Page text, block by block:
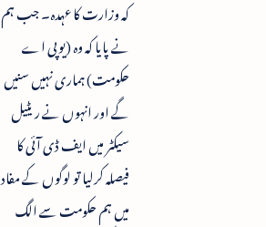
کہ وزارت کا عہدہ۔ جب ہم
نے پایا کہ وہ (یوپی اے
حکومت) ہماری نہیں سنیں
گے اور انہوں نے ریٹیل
سیکٹر میں ایف ڈی آئی کا
فیصلہ کرلیا تو لوگوں کے مفاد
میں ہم حکومت سے الگ